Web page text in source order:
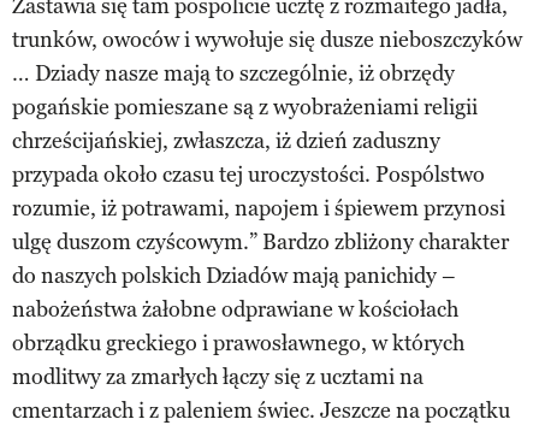
Zastawia się tam pospolicie ucztę z rozmaitego jadła,
trunków, owoców i wywołuje się dusze nieboszczyków
… Dziady nasze mają to szczególnie, iż obrzędy
pogańskie pomieszane są z wyobrażeniami religii
chrześcijańskiej, zwłaszcza, iż dzień zaduszny
przypada około czasu tej uroczystości. Pospólstwo
rozumie, iż potrawami, napojem i śpiewem przynosi
ulgę duszom czyścowym.” Bardzo zbliżony charakter
do naszych polskich Dziadów mają panichidy –
nabożeństwa żałobne odprawiane w kościołach
obrządku greckiego i prawosławnego, w których
modlitwy za zmarłych łączy się z ucztami na
cmentarzach i z paleniem świec. Jeszcze na początku